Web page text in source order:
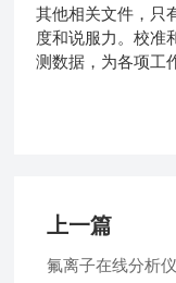
其他相关文件，只
度和说服力。校准
测数据，为各项工
上一篇
氟离子在线分析